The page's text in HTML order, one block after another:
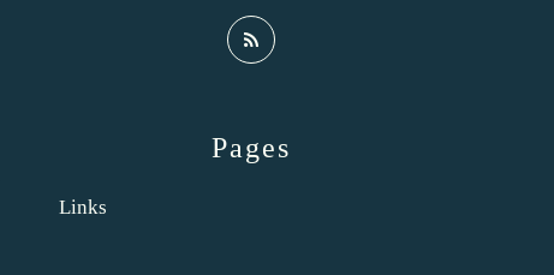
Pages
Links